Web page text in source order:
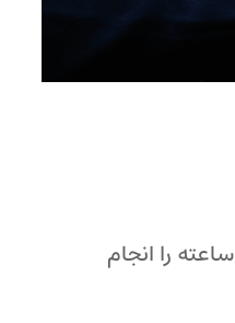
: سیستم‌های خودکار قادرند وظایفی مانند پاسخ به سوالات ابتدایی، هدایت تماس‌ها به کارشناس مربوطه و ارائه خدمات ۲۴ ساعته را انجام